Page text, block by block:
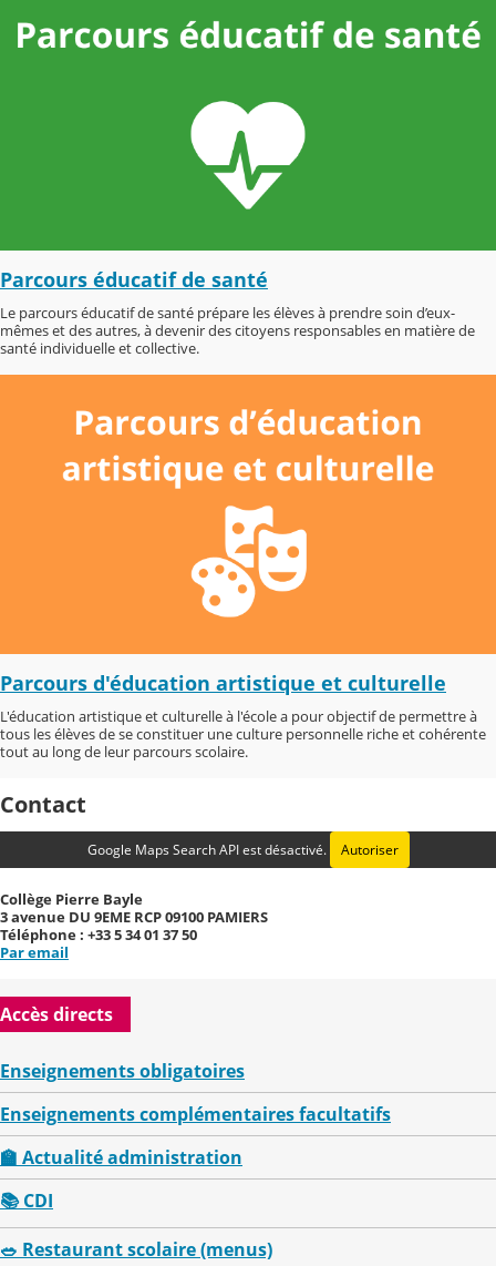
Parcours éducatif de santé
Le parcours éducatif de santé prépare les élèves à prendre soin d’eux-
mêmes et des autres, à devenir des citoyens responsables en matière de
santé individuelle et collective.
Parcours d'éducation artistique et culturelle
L'éducation artistique et culturelle à l'école a pour objectif de permettre à
tous les élèves de se constituer une culture personnelle riche et cohérente
tout au long de leur parcours scolaire.
Contact
Google Maps Search API est désactivé. Autoriser
Collège Pierre Bayle
3 avenue DU 9EME RCP 09100 PAMIERS
Téléphone : +33 5 34 01 37 50
Par email
Accès directs
Enseignements obligatoires
Enseignements complémentaires facultatifs
🏫 Actualité administration
📚 CDI
🥗 Restaurant scolaire (menus)